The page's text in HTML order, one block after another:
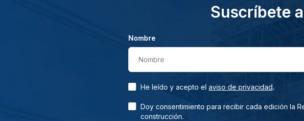
Suscríbete
Nombre
Nombre
He leído y acepto el aviso de privacidad.
Doy consentimiento para recibir cada edición la
construcción.